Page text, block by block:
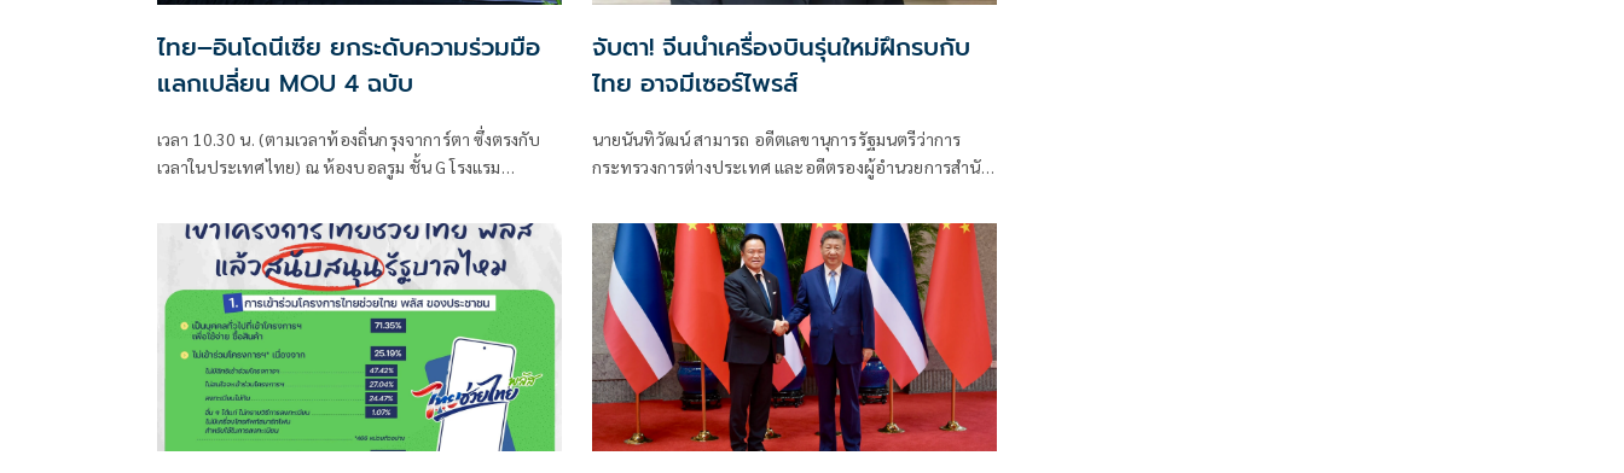
ไทย–อินโดนีเซีย ยกระดับความร่วมมือ
แลกเปลี่ยน MOU 4 ฉบับ
เวลา 10.30 น. (ตามเวลาท้องถิ่นกรุงจาการ์ตา ซึ่งตรงกับ
เวลาในประเทศไทย) ณ ห้องบอลรูม ชั้น G โรงแรม
จับตา! จีนนำเครื่องบินรุ่นใหม่ฝึกรบกับ
ไทย อาจมีเซอร์ไพรส์
นายนันทิวัฒน์ สามารถ อดีตเลขานุการรัฐมนตรีว่าการ
กระทรวงการต่างประเทศ และอดีตรองผู้อำนวยการสำนัก
"สัมพันธ์แนบแน่น"